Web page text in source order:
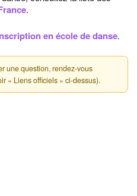
.
en école de danse.
une question, rendez-vous
« Liens officiels » ci-dessus).